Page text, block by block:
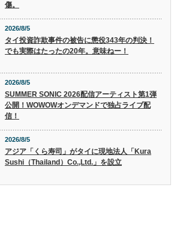
傷。
2026/8/5
タイ投資詐欺事件の被告に懲役343年の判決！
でも実際はたったの20年。意味ねー！
2026/8/5
SUMMER SONIC 2026配信アーティスト第1弾
公開！WOWOWオンデマンドで独占ライブ配
信！
2026/8/5
アジア「くら寿司」がタイに現地法人「Kura
Sushi（Thailand）Co.,Ltd.」を設立